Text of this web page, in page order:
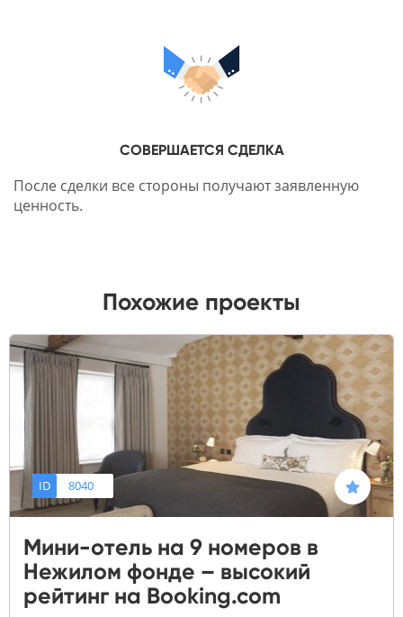
СОВЕРШАЕТСЯ СДЕЛКА
После сделки все стороны получают заявленную
ценность.
Похожие проекты
ID 8040
Мини-отель на 9 номеров в
Нежилом фонде – высокий
рейтинг на Booking.com